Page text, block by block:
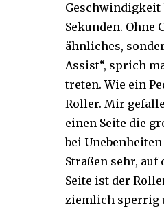
Geschwindigkeit
Sekunden. Ohne
ähnliches,
Assist“, sprich
treten. Wie ein
Roller. Mir
einen Seite die
bei
Straßen sehr, auf
Seite ist der
ziemlich sperrig